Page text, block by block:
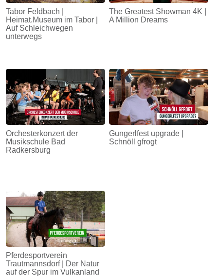
Tabor Feldbach |
Heimat.Museum im Tabor |
Auf Schleichwegen
unterwegs
The Greatest Showman 4K |
A Million Dreams
Orchesterkonzert der
Musikschule Bad
Radkersburg
Gungerlfest upgrade |
Schnöll gfrogt
Pferdesportverein
Trautmannsdorf | Der Natur
auf der Spur im Vulkanland